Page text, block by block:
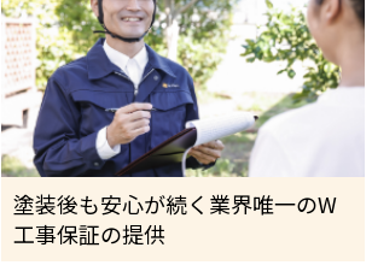
塗装後も安心が続く業界唯一のW
工事保証の提供